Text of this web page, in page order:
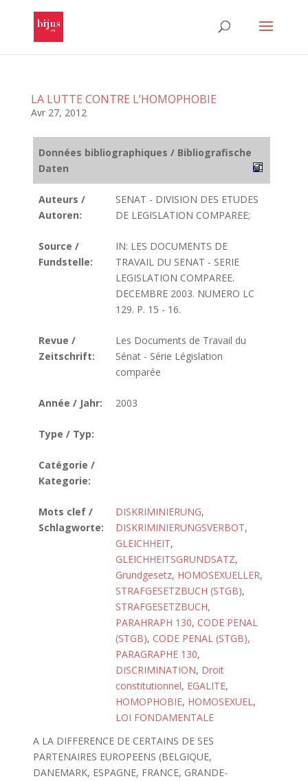
LA LUTTE CONTRE L’HOMOPHOBIE
Avr 27, 2012
Données bibliographiques / Bibliografische
Daten
Auteurs /
Autoren:
SENAT - DIVISION DES ETUDES
DE LEGISLATION COMPAREE;
Source /
Fundstelle:
IN: LES DOCUMENTS DE
TRAVAIL DU SENAT - SERIE
LEGISLATION COMPAREE.
DECEMBRE 2003. NUMERO LC
129. P. 15 - 16.
Revue /
Zeitschrift:
Les Documents de Travail du
Sénat - Série Législation
comparée
Année / Jahr: 2003
Type / Typ:
Catégorie /
Kategorie:
Mots clef /
Schlagworte:
DISKRIMINIERUNG,
DISKRIMINIERUNGSVERBOT,
GLEICHHEIT,
GLEICHHEITSGRUNDSATZ,
Grundgesetz, HOMOSEXUELLER,
STRAFGESETZBUCH (STGB),
STRAFGESETZBUCH,
PARAHRAPH 130, CODE PENAL
(STGB), CODE PENAL (STGB),
PARAGRAPHE 130,
DISCRIMINATION, Droit
constitutionnel, EGALITE,
HOMOPHOBIE, HOMOSEXUEL,
LOI FONDAMENTALE
A LA DIFFERENCE DE CERTAINS DE SES
PARTENAIRES EUROPEENS (BELGIQUE,
DANEMARK, ESPAGNE, FRANCE, GRANDE-